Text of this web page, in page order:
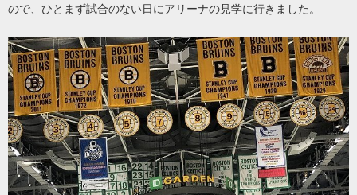
ので、ひとまず試合のない日にアリーナの見学に行きました。